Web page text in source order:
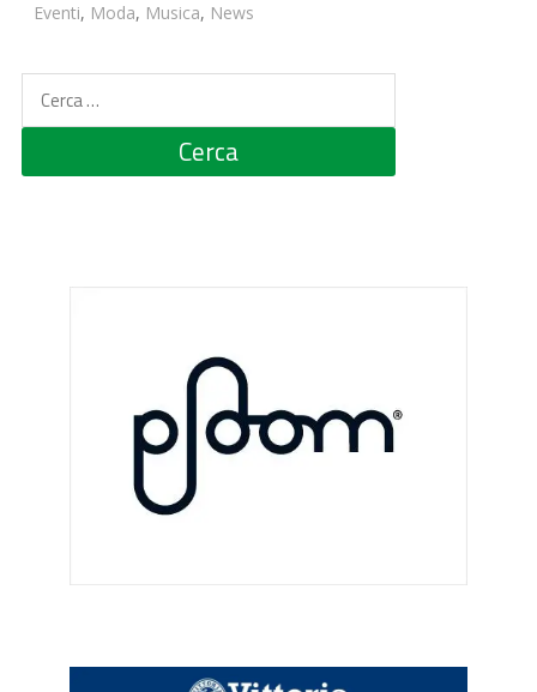
Eventi, Moda, Musica, News